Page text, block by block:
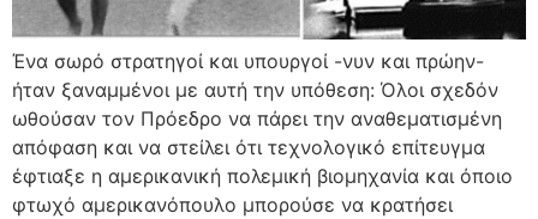
Ένα σωρό στρατηγοί και υπουργοί -νυν και πρώην-
ήταν ξαναμμένοι με αυτή την υπόθεση: Όλοι σχεδόν
ωθούσαν τον Πρόεδρο να πάρει την αναθεματισμένη
απόφαση και να στείλει ότι τεχνολογικό επίτευγμα
έφτιαξε η αμερικανική πολεμική βιομηχανία και όποιο
φτωχό αμερικανόπουλο μπορούσε να κρατήσει